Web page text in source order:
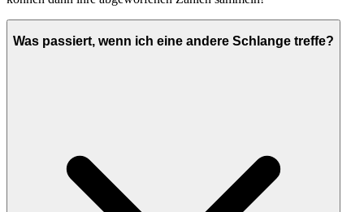
Was passiert, wenn ich eine andere Schlange treffe?